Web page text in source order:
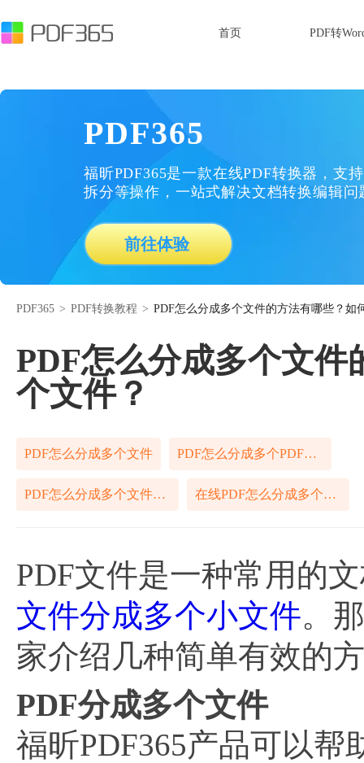
首页 PDF转
PDF365
福昕PDF365是一款在线PDF转换器，支
拆分等操作，一站式解决文档转换编辑问
前往体验
PDF365 > PDF转换教程 > PDF怎么分成多个文件的方法有哪些？如
PDF怎么分成多个文件
个文件？
PDF怎么分成多个文件 PDF怎么分成多个PDF文件
PDF怎么分成多个文件在线 在线PDF怎么分成多个文件
PDF文件是一种常用的
文件分成多个小文件。
家介绍几种简单有效的
PDF分成多个文件
福昕PDF365产品可以帮